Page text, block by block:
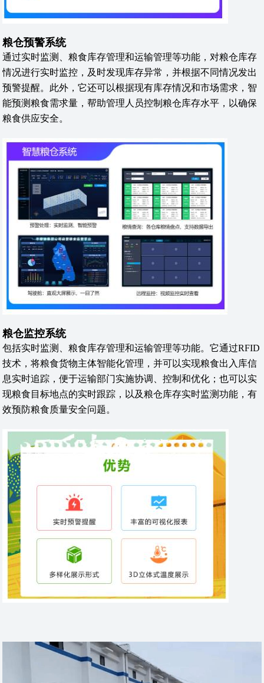
粮仓预警系统
通过实时监测、粮食库存管理和运输管理等功能，对粮仓库存
情况进行实时监控，及时发现库存异常，并根据不同情况发出
预警提醒。此外，它还可以根据现有库存情况和市场需求，智
能预测粮食需求量，帮助管理人员控制粮仓库存水平，以确保
粮食供应安全。
粮仓监控系统
包括实时监测、粮食库存管理和运输管理等功能。它通过RFID
技术，将粮食货物主体智能化管理，并可以实现粮食出入库信
息实时追踪，便于运输部门实施协调、控制和优化；也可以实
现粮食目标地点的实时跟踪，以及粮仓库存实时监测功能，有
效预防粮食质量安全问题。